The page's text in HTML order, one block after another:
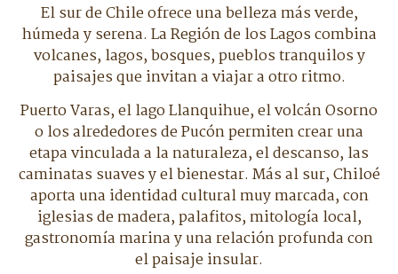
El sur de Chile ofrece una belleza más verde,
húmeda y serena. La Región de los Lagos combina
volcanes, lagos, bosques, pueblos tranquilos y
paisajes que invitan a viajar a otro ritmo.
Puerto Varas, el lago Llanquihue, el volcán Osorno
o los alrededores de Pucón permiten crear una
etapa vinculada a la naturaleza, el descanso, las
caminatas suaves y el bienestar. Más al sur, Chiloé
aporta una identidad cultural muy marcada, con
iglesias de madera, palafitos, mitología local,
gastronomía marina y una relación profunda con
el paisaje insular.